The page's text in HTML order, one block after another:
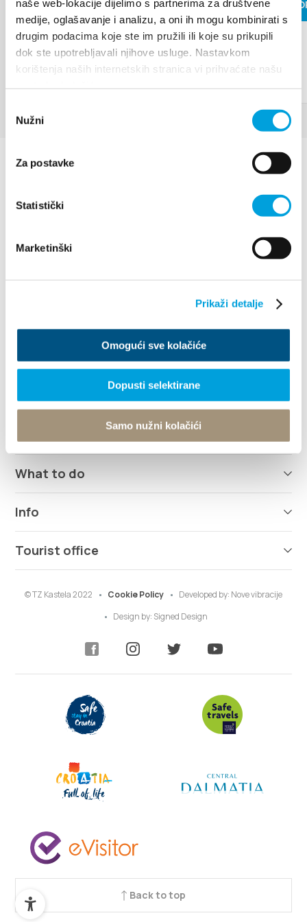
naše web-lokacije dijelimo s partnerima za društvene
medije, oglašavanje i analizu, a oni ih mogu kombinirati s
drugim podacima koje ste im pružili ili koje su prikupili
dok ste upotrebljavali njihove usluge. Nastavkom
korištenja naših internetskih stranica vi prihvaćate našu
pristanka
Nužni
Za postavke
Statistički
Marketinški
Prikaži detalje
Omogući sve kolačiće
Dopusti selektirane
Samo nužni kolačići
READ MORE
READ
Villa Nika, Kamberovo šetalište 30
Explore
What to do
Info
Tourist office
© TZ Kastela 2022 Cookie Policy Developed by: Nove vibracije
Design by: Signed Design
Back to top